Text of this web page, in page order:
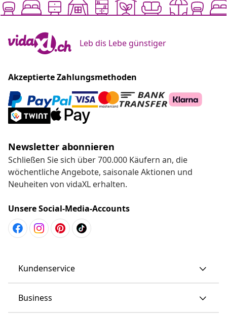
Leb dis Lebe günstiger
Akzeptierte Zahlungsmethoden
Newsletter abonnieren
Schließen Sie sich über 700.000 Käufern an, die
wöchentliche Angebote, saisonale Aktionen und
Neuheiten von vidaXL erhalten.
Unsere Social-Media-Accounts
Kundenservice
Business